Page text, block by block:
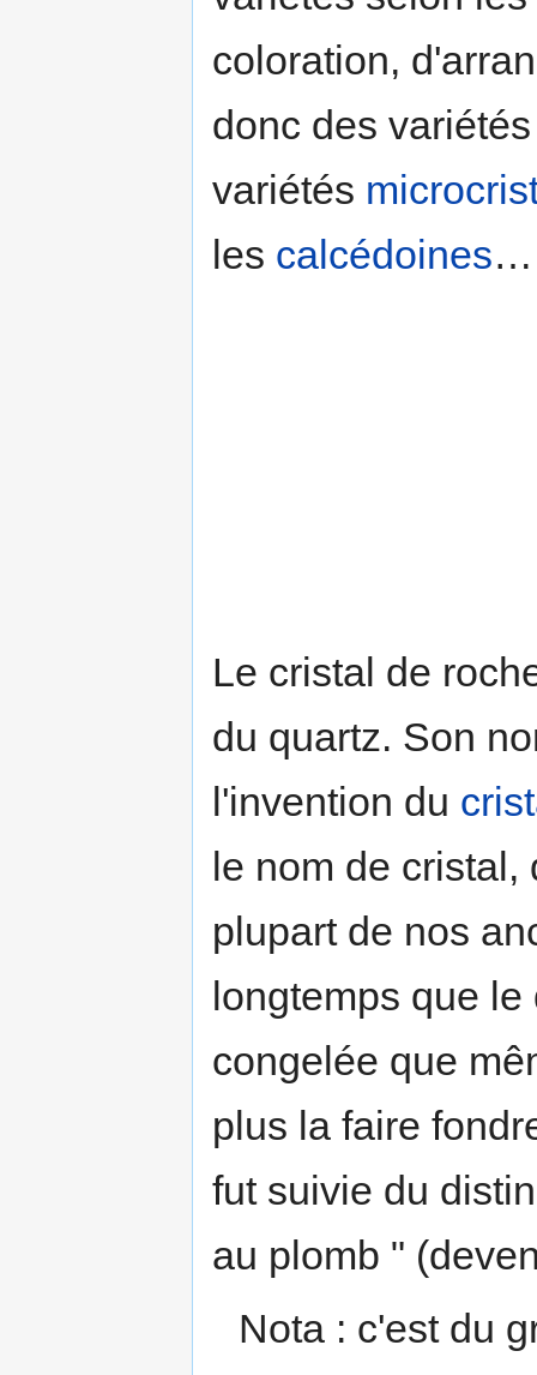
coloration,
donc des
variétés
les calcédoines…
Le cristal de
du quartz. Son
l'invention du
le nom de
plupart de nos
longtemps que
congelée que
plus la faire
fut suivie du
au plomb "
Nota : c'est du